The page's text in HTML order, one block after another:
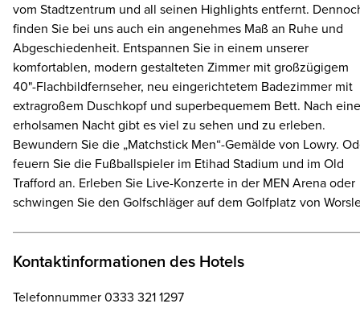
vom Stadtzentrum und all seinen Highlights entfernt.
finden Sie bei uns auch ein angenehmes Maß an Ruhe und
Abgeschiedenheit. Entspannen Sie in einem unserer
komfortablen, modern gestalteten Zimmer mit großzügigem
40"-Flachbildfernseher, neu eingerichtetem Badezimmer mit
extragroßem Duschkopf und superbequemem Bett. Nach
erholsamen Nacht gibt es viel zu sehen und zu erleben.
Bewundern Sie die „Matchstick Men“-Gemälde von Lowry.
feuern Sie die Fußballspieler im Etihad Stadium und im Old
Trafford an. Erleben Sie Live-Konzerte in der MEN Arena oder
schwingen Sie den Golfschläger auf dem Golfplatz von
Kontaktinformationen des Hotels
Telefonnummer 0333 321 1297